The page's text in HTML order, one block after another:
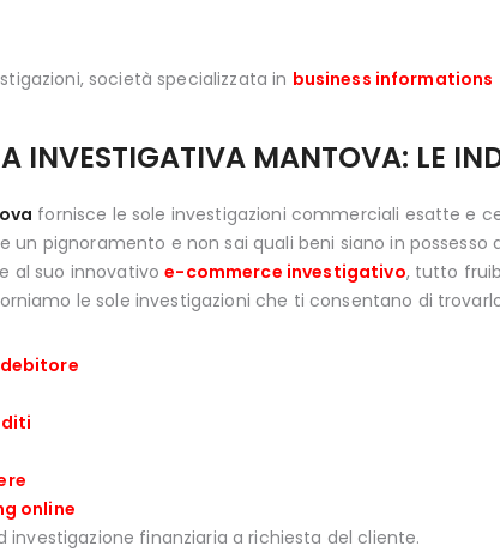
società specializzata in business informations
INVESTIGATIVA MANTOVA: LE
fornisce le sole investigazioni commerciali esatte e
pignoramento e non sai quali beni siano in possesso
al suo innovativo e-commerce investigativo, tutto
le sole investigazioni che ti consentano di
online
investigazione finanziaria a richiesta del cliente.